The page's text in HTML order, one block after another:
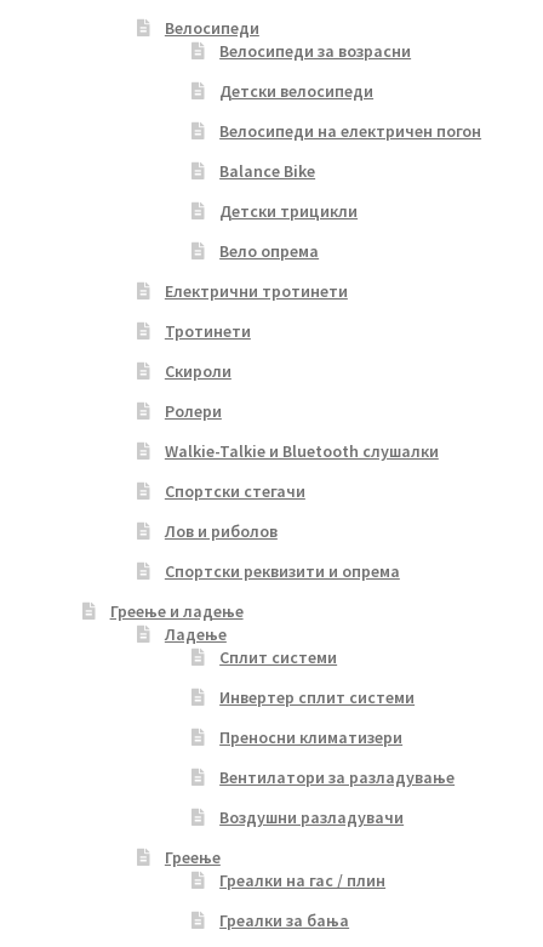
Велосипеди
Велосипеди за возрасни
Детски велосипеди
Велосипеди на електричен погон
Balance Bike
Детски трицикли
Вело опрема
Електрични тротинети
Тротинети
Скироли
Ролери
Walkie-Talkie и Bluetooth слушалки
Спортски стегачи
Лов и риболов
Спортски реквизити и опрема
Греење и ладење
Ладење
Сплит системи
Инвертер сплит системи
Преносни климатизери
Вентилатори за разладување
Воздушни разладувачи
Греење
Греалки на гас / плин
Греалки за бања